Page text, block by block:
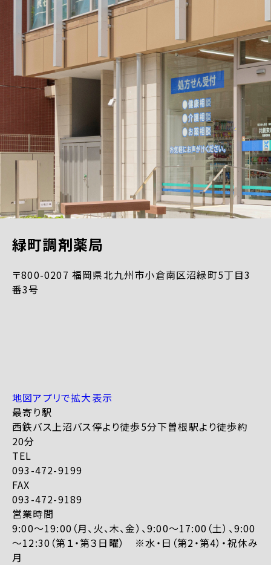
緑町調剤薬局
〒800-0207 福岡県北九州市小倉南区沼緑町5丁目3
番3号
地図アプリで拡大表示
最寄り駅
西鉄バス上沼バス停より徒歩5分下曽根駅より徒歩約
20分
TEL
093-472-9199
FAX
093-472-9189
営業時間
9:00～19:00（月、火、木、金）、9:00～17:00（土）、9:00
～12:30（第１・第３日曜） ※水・日（第2・第4）・祝休み
月